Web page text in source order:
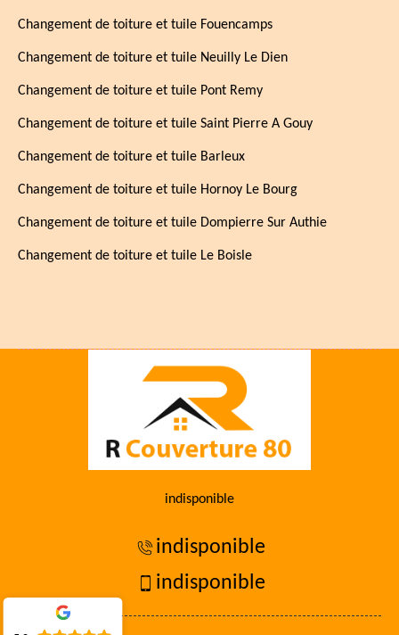
Changement de toiture et tuile Fouencamps
Changement de toiture et tuile Neuilly Le Dien
Changement de toiture et tuile Pont Remy
Changement de toiture et tuile Saint Pierre A Gouy
Changement de toiture et tuile Barleux
Changement de toiture et tuile Hornoy Le Bourg
Changement de toiture et tuile Dompierre Sur Authie
Changement de toiture et tuile Le Boisle
indisponible
indisponible
indisponible